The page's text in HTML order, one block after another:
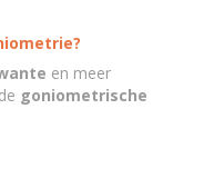
en meer
goniometrische